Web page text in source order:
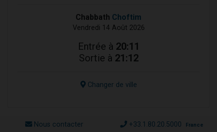
Chabbath Choftim
Vendredi 14 Août 2026
Entrée à 20:11
Sortie à 21:12
Changer de ville
Nous contacter +33.1.80.20.5000 France